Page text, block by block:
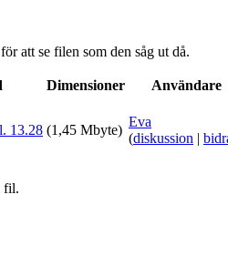
att se filen som den såg ut då.
Dimensioner Användare
13.28 (1,45 Mbyte)
Eva
(diskussion |
fil.